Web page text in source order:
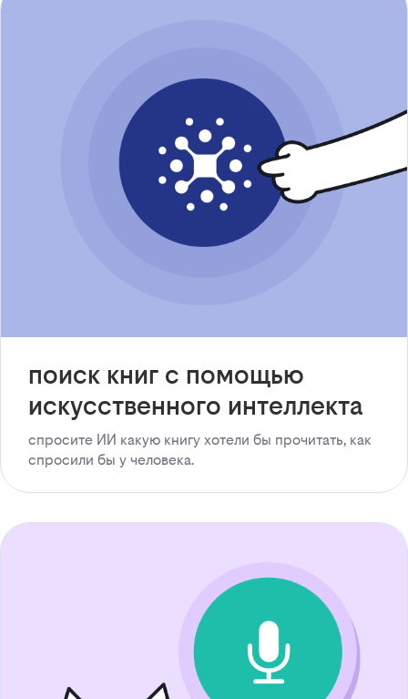
поиск книг с помощью
искусственного интеллекта
спросите ИИ какую книгу хотели бы прочитать, как
спросили бы у человека.